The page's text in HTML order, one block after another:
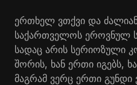
ერთხელ ვთქვი და
საქართველოს ეროვნულ
სადაც არის სერიოზული
შორის, ხან ერთი იგებს,
მაგრამ ვერც ერთი გუნდი